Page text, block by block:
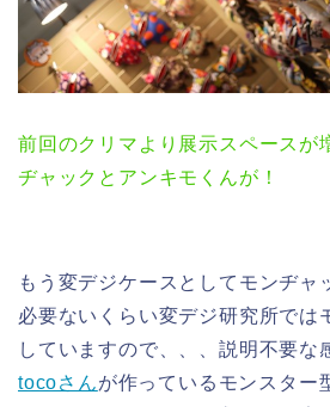
前回のクリマより展示スペースが
ヂャックとアンキモくんが！
もう変デジケースとしてモンヂャ
必要ないくらい変デジ研究所では
していますので、、、説明不要な
tocoさんが作っているモンスター